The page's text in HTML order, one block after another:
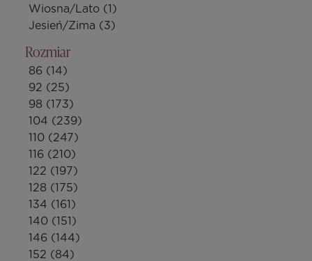
Wiosna/Lato (1)
Jesień/Zima (3)
Rozmiar
86 (14)
92 (25)
98 (173)
104 (239)
110 (247)
116 (210)
122 (197)
128 (175)
134 (161)
140 (151)
146 (144)
152 (84)